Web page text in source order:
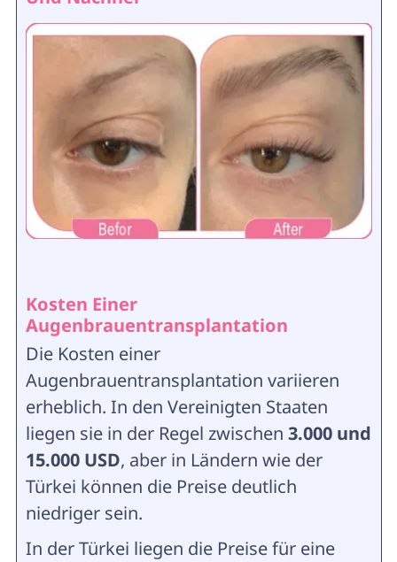
Kosten Einer
Augenbrauentransplantation
Die Kosten einer
Augenbrauentransplantation variieren
erheblich. In den Vereinigten Staaten
liegen sie in der Regel zwischen 3.000 und
15.000 USD, aber in Ländern wie der
Türkei können die Preise deutlich
niedriger sein.
In der Türkei liegen die Preise für eine